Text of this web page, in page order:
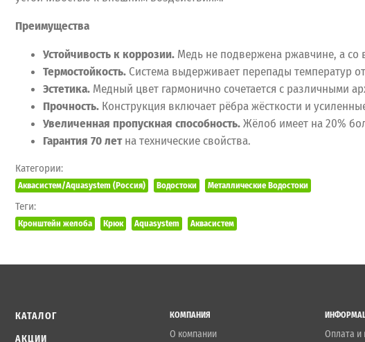
Преимущества
Устойчивость к коррозии. Медь не подвержена ржавчине, а со
Термостойкость. Система выдерживает перепады температур
Эстетика. Медный цвет гармонично сочетается с различными
Прочность. Конструкция включает рёбра жёсткости и
Увеличенная пропускная способность.Жёлоб имеет на 20%
Гарантия 70 летна технические свойства.
Категории:
Аквасистем/Aquasystem (Россия) Водостоки Металлические Водостоки
Теги:
Кронштейн желоба Крюк Aquasystem Аквасистем
КАТАЛОГ
АКЦИИ
КОМПАНИЯ
О компании
Оплата и